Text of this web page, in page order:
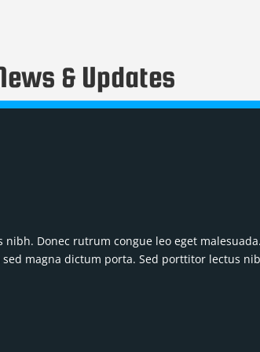
& Updates
Donec rutrum congue leo eget malesuada.
magna dictum porta. Sed porttitor lectus